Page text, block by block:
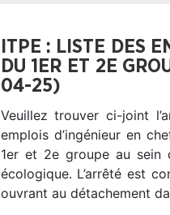
ITPE : LISTE DES
DU 1ER ET 2E
04-25)
Veuillez trouver ci-joint
emplois d’ingénieur en
1er et 2e groupe au sein
écologique. L’arrêté est
ouvrant au détachement